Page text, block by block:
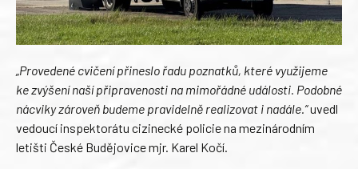
„Provedené cvičení přineslo řadu poznatků, které využijeme
ke zvýšení naší připravenosti na mimořádné události. Podobné
nácviky zároveň budeme pravidelně realizovat i nadále.“uvedl
vedoucí inspektorátu cizinecké policie na mezinárodním
letišti České Budějovice mjr. Karel Kočí.